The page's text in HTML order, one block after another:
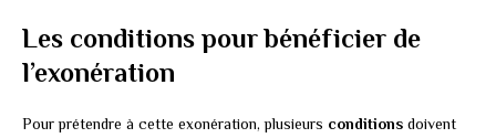
Les conditions pour bénéficier de
l’exonération
Pour prétendre à cette exonération, plusieurs conditions doivent